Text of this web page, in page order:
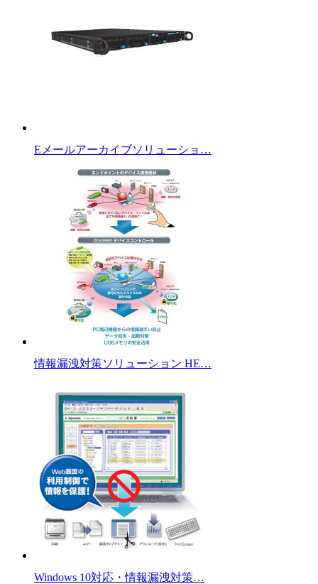
Eメールアーカイブソリューショ…
情報漏洩対策ソリューション HE…
Windows 10対応・情報漏洩対策…